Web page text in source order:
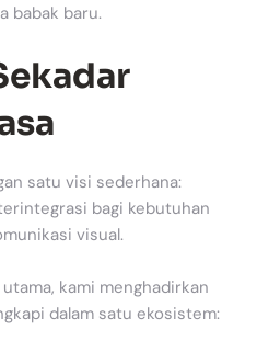
babak baru.
satu visi sederhana:
bagi kebutuhan
visual.
kami menghadirkan
dalam satu ekosistem: